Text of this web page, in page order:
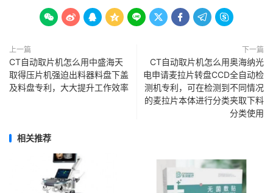
        
上一篇
CT自动取片机怎么用中盛海天
取得压片机强迫出料器料盘下盖
及料盘专利，大大提升工作效率
下一篇
CT自动取片机怎么用奥海纳光
电申请麦拉片转盘CCD全自动检
测机专利，可在检测到不同情况
的麦拉片本体进行分类夹取下料
分类使用
相关推荐